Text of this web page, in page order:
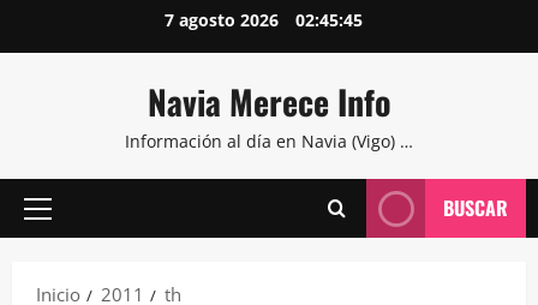
al
7 agosto 2026 02:45:46
Navia Merece Info
Información al día en Navia (Vigo) …
Menú
BUSCAR
Inicio 2011 th